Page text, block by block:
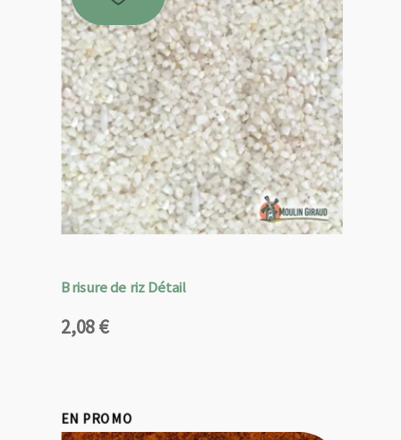
Brisure de riz Détail
2,08€
EN PROMO